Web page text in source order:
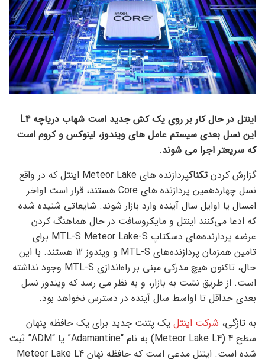
اینتل در حال کار بر روی یک کش جدید است شهاب دریاچه L4
این نسل بعدی سیستم عامل های ویندوز، لینوکس و کروم است
که سریعتر اجرا می شوند.
گزارش کردنتکناک
پردازنده های Meteor Lake اینتل که در واقع
نسل چهاردهمین پردازنده های Core هستند، قرار است اواخر
امسال یا اوایل سال آینده وارد بازار شوند. شایعاتی شنیده شده
که ادعا می‌کنند اینتل و مایکروسافت در حال هماهنگ کردن
عرضه پردازنده‌های دسکتاپ MTL-S Meteor Lake-S برای
تامین همزمان پردازنده‌های MTL-S و ویندوز 12 هستند. با این
حال، تاکنون هیچ مدرکی مبنی بر راه‌اندازی MTL-S وجود نداشته
است. از طریق نشت به بازار، و به نظر می رسد که ویندوز نسل
بعدی حداقل تا اواسط سال آینده در دسترس نخواهد بود.
به تازگی، شرکت اینتل یک پتنت جدید برای یک حافظه پنهان
سطح 4 (Meteor Lake L4) به نام “Adamantine” یا “ADM” ثبت
شده است. اینتل مدعی است که حافظه نهان Meteor Lake L4